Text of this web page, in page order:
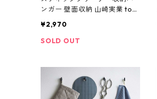
ンガー 壁面収納 山崎実業 tow
ードレスクリーナーホルダー
石こうボード壁対応 10083 ブ
¥2,970
SOLD OUT